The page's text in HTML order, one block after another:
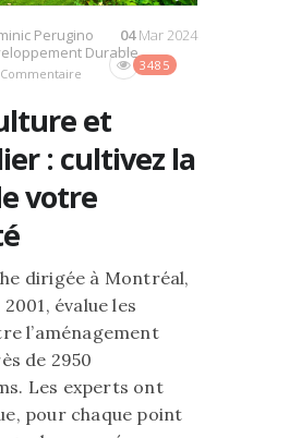
Perugino
Durable
Commentaire
3485
04Mar 2024
et
: cultivez la
votre
dirigée à Montréal,
évalue les
l’aménagement
de 2950
Les experts ont
pour chaque point